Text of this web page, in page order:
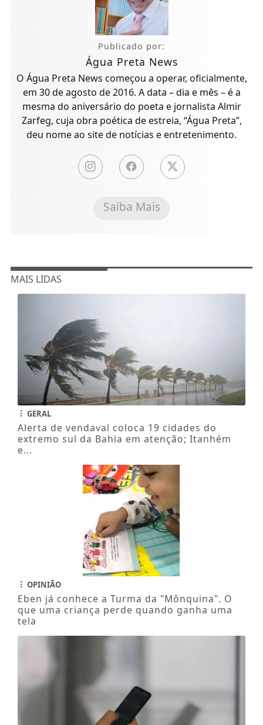
Publicado por:
Água Preta News
O Água Preta News começou a operar, oficialmente,
em 30 de agosto de 2016. A data – dia e mês – é a
mesma do aniversário do poeta e jornalista Almir
Zarfeg, cuja obra poética de estreia, “Água Preta”,
deu nome ao site de notícias e entretenimento.
Saiba Mais
MAIS LIDAS
GERAL
Alerta de vendaval coloca 19 cidades do
extremo sul da Bahia em atenção; Itanhém
e...
OPINIÃO
Eben já conhece a Turma da "Mônquina". O
que uma criança perde quando ganha uma
tela